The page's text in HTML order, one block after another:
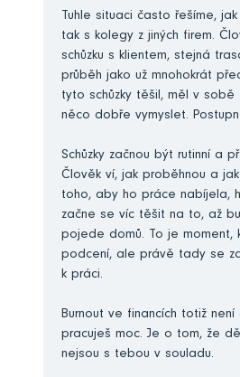
Tuhle situaci často řešíme,
tak s kolegy z jiných firem.
schůzku s klientem, stejná
průběh jako už mnohokrát
tyto schůzky těšil, měl v
něco dobře vymyslet.
Schůzky začnou být rutinní a
Člověk ví, jak proběhnou a
toho, aby ho práce nabíjela,
začne se víc těšit na to, až
pojede domů. To je moment,
podcení, ale právě tady se
k práci.
Burnout ve financích totiž není
pracuješ moc. Je o tom, že
nejsou s tebou v souladu.